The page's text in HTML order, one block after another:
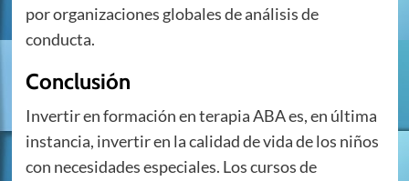
por organizaciones globales de análisis de
conducta.
Conclusión
Invertir en formación en terapia ABA es, en última
instancia, invertir en la calidad de vida de los niños
con necesidades especiales. Los cursos de